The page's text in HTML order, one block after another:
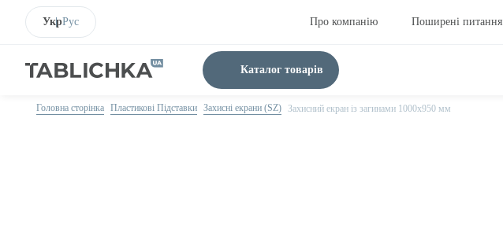
УкрРус Про компанію Поширені питання
Каталог товарів
Головна сторінка Пластикові Підставки Захисні екрани (SZ) Захисний екран із загинами 1000х950 мм